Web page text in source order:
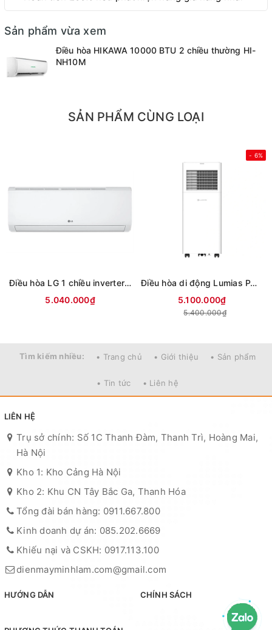
Sản phẩm vừa xem
Điều hòa HIKAWA 10000 BTU 2 chiều thường HI-
NH10M
SẢN PHẨM CÙNG LOẠI
Điều hòa LG 1 chiều inverter 9000Btu IFC09M1 (mới 2026)
5.040.000₫
- 6%
Điều hòa di động Lumias PAC-26
5.100.000₫
5.400.000₫
Tìm kiếm nhiều: • Trang chủ • Giới thiệu • Sản phẩm
• Tin tức • Liên hệ
LIÊN HỆ
Trụ sở chính: Số 1C Thanh Đàm, Thanh Trì, Hoàng Mai,
Hà Nội
Kho 1: Kho Cảng Hà Nội
Kho 2: Khu CN Tây Bắc Ga, Thanh Hóa
Tổng đài bán hàng: 0911.667.800
Kinh doanh dự án: 085.202.6669
Khiếu nại và CSKH: 0917.113.100
dienmayminhlam.com@gmail.com
HƯỚNG DẪN CHÍNH SÁCH